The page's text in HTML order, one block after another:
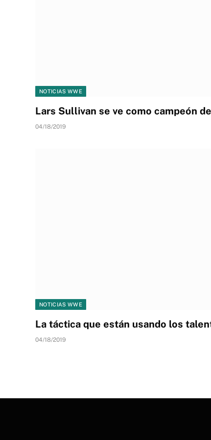
NOTICIAS WWE
Lars Sullivan se ve como campeón
04/18/2019
NOTICIAS WWE
La táctica que están usando los
04/18/2019